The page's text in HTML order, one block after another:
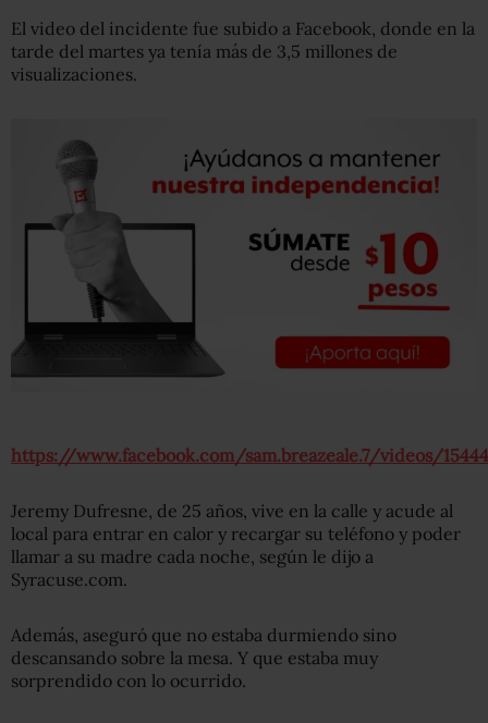
El video del incidente fue subido a Facebook, donde en la
tarde del martes ya tenía más de 3,5 millones de
visualizaciones.
https://www.facebook.com/sam.breazeale.7/videos/
Jeremy Dufresne, de 25 años, vive en la calle y acude al
local para entrar en calor y recargar su teléfono y poder
llamar a su madre cada noche, según le dijo a
Syracuse.com.
Además, aseguró que no estaba durmiendo sino
descansando sobre la mesa. Y que estaba muy
sorprendido con lo ocurrido.